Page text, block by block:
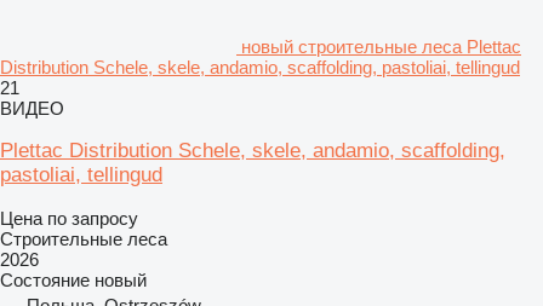
новый строительные леса Plettac
Distribution Schele, skele, andamio, scaffolding, pastoliai, tellingud
21
ВИДЕО
Plettac Distribution Schele, skele, andamio, scaffolding,
pastoliai, tellingud
Цена по запросу
Строительные леса
2026
Состояние новый